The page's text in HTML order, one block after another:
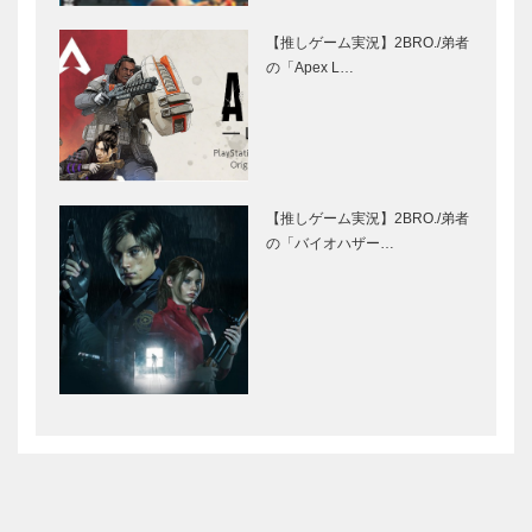
【推しゲーム実況】2BRO./弟者
の「Apex L…
【推しゲーム実況】2BRO./弟者
の「バイオハザー…